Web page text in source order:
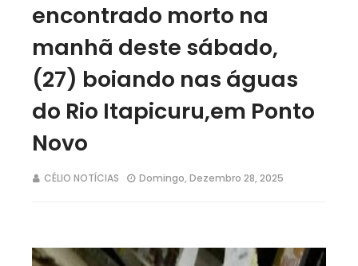
encontrado morto na
manhã deste sábado,
(27) boiando nas águas
do Rio Itapicuru,em Ponto
Novo
CÉLIO NOTÍCIAS Domingo, Dezembro 28, 2025